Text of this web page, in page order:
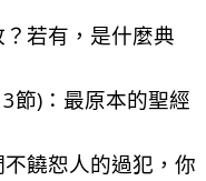
若有，是什麼典
節)：最原本的聖經
饒恕人的過犯，你